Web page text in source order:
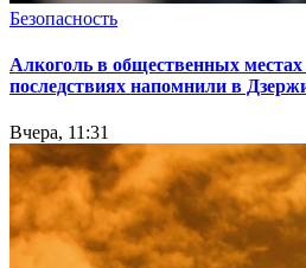
Безопасность
Алкоголь в общественных
последствиях напомнили в
Вчера, 11:31